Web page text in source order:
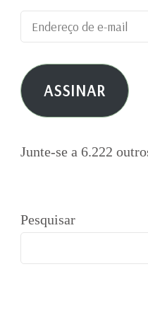
Endereço
de
e-
mail ASSINAR
Junte-se a 6.222
Pesquisar